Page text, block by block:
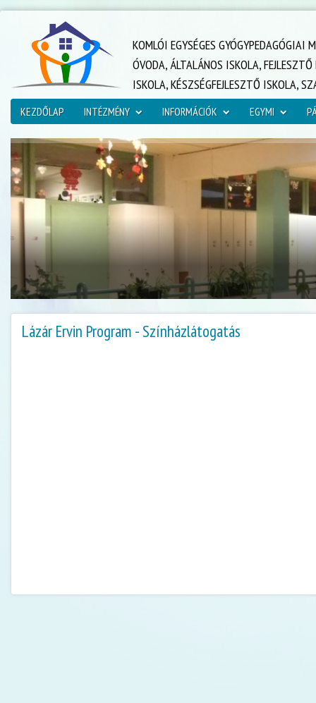
KOMLÓI EGYSÉGES GYÓGYPEDAGÓGIAI
ÓVODA, ÁLTALÁNOS ISKOLA,
ISKOLA, KÉSZSÉGFEJLESZTŐ ISKOLA,
KEZDŐLAP INTÉZMÉNY INFORMÁCIÓK EGYMI
Lázár Ervin Program - Színházlátogatás